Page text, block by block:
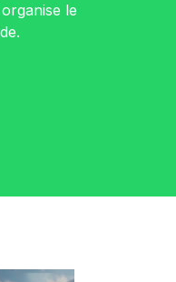
le